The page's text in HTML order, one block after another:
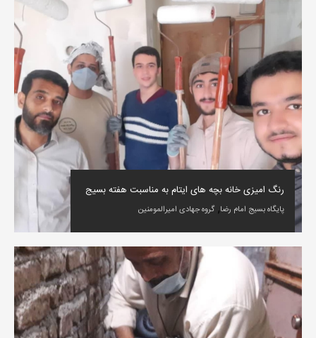
رنگ امیزی خانه بچه های ایتام به مناسبت هفته بسیج
پایگاه بسیج امام رضا, گروه جهادی امیرالمومنین